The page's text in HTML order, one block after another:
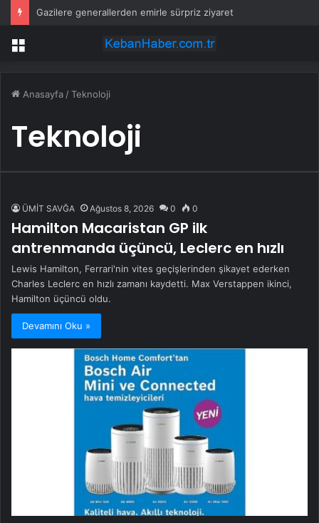
Gazilere generallerden emirle sürpriz ziyaret
Menü
Anasayfa /Teknoloji
Teknoloji
ÜMİT SAVĞA Ağustos 8, 2026 0 0
Hamilton Macaristan GP ilk
antrenmanda üçüncü, Leclerc en hızlı
Lewis Hamilton, Ferrari'nin vites geçişlerinden şikayet ederken
Charles Leclerc en hızlı zamanı kaydetti. Max Verstappen ikinci,
Hamilton üçüncü oldu.
Devamını Oku »